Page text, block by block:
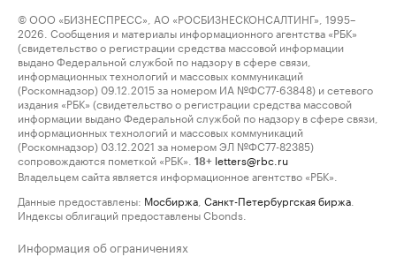
© ООО «БИЗНЕСПРЕСС», АО «РОСБИЗНЕСКОНСАЛТИНГ», 1995–
2026. Сообщения и материалы информационного агентства «РБК»
(свидетельство о регистрации средства массовой информации
выдано Федеральной службой по надзору в сфере связи,
информационных технологий и массовых коммуникаций
(Роскомнадзор) 09.12.2015 за номером ИА №ФС77-63848) и сетевого
издания «РБК» (свидетельство о регистрации средства массовой
информации выдано Федеральной службой по надзору в сфере связи,
информационных технологий и массовых коммуникаций
(Роскомнадзор) 03.12.2021 за номером ЭЛ №ФС77-82385)
сопровождаются пометкой «РБК».
18+ letters@rbc.ru
Владельцем сайта является информационное агентство «РБК».
Данные предоставлены: Мосбиржа Санкт-Петербургская биржа
Индексы облигаций предоставлены Cbonds.
Информация об ограничениях